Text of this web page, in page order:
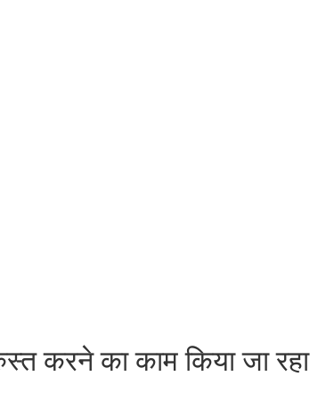
करने का काम किया जा रहा